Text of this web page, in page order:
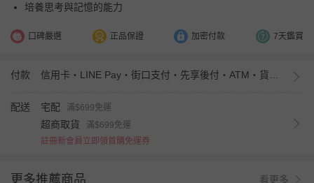
培養思考與記憶的能力
口碑嚴選 正品保證 加密付款 7天鑑賞
付款
配送 宅配 滿$699免運
超商取貨
滿$699免運
註冊新會員立即領首購免運券
更多推薦商品 看更多